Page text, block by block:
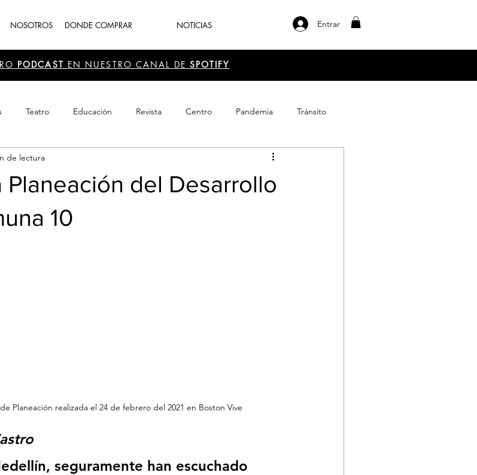
NOSOTROS DONDE COMPRAR NOTICIAS Entrar
PODCAST EN NUESTRO CANAL DE SPOTIFY
Teatro Educación Revista Centro Pandemia Tránsito
Emprendimiento
Planeación del Desarrollo
10
de lectura
Planeación realizada el 24 de febrero del 2021 en Boston Vive
seguramente han escuchado